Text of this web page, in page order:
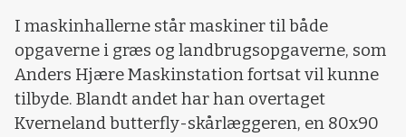
I maskinhallerne står maskiner til både
opgaverne i græs og landbrugsopgaverne, som
Anders Hjære Maskinstation fortsat vil kunne
tilbyde. Blandt andet har han overtaget
Kverneland butterfly-skårlæggeren, en 80x90